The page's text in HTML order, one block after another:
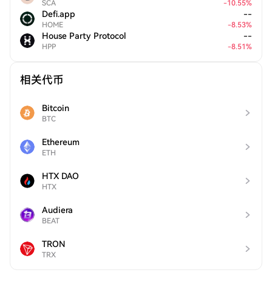
SCA -10.55%
Defi.app
HOME
--
-8.53%
House Party Protocol
HPP
--
-8.51%
相关代币
Bitcoin
BTC
Ethereum
ETH
HTX DAO
HTX
Audiera
BEAT
TRON
TRX